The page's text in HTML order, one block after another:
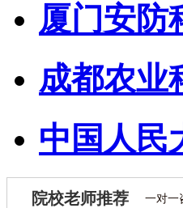
厦门安防
成都农业
中国人民
院校老师推荐 一对一